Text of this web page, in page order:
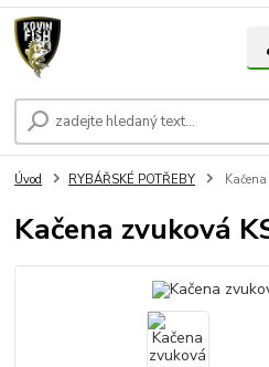
Úvod RYBÁŘSKÉ POTŘEBY
Kačena zvuková